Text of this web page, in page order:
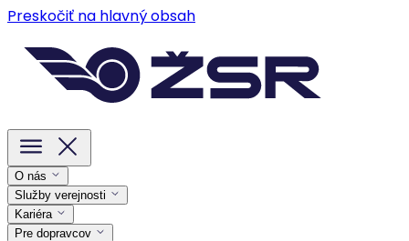
Preskočiť na hlavný obsah
O nás
Služby verejnosti
Kariéra
Pre dopravcov